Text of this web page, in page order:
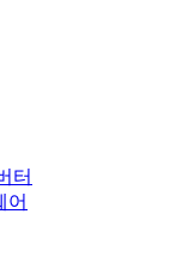
터
어